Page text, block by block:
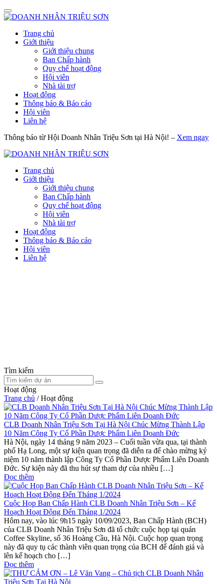
Trang chủ
Giới thiệu
Giới thiệu chung
Ban Chấp hành
Quy chế hoạt động
Hội viên
Nhà tài trợ
Hoạt động
Thông báo & Báo cáo
Hội viên
Liên hệ
Thông báo từ Hội Doanh Nhân Triệu Sơn tại Hà Nội! – Xem ngay
Trang chủ
Giới thiệu
Giới thiệu chung
Ban Chấp hành
Quy chế hoạt động
Hội viên
Nhà tài trợ
Hoạt động
Thông báo & Báo cáo
Hội viên
Liên hệ
Tìm kiếm
Hoạt động
Trang chủ /Hoạt động
CLB Doanh Nhân Triệu Sơn Tại Hà Nội Chúc Mừng Thành Lập
10 Năm Công Ty Cổ Phần Dược Phẩm Liên Doanh Đức
Hà Nội, ngày 14 tháng 9 năm 2023 – Cuối tuần vừa qua, tại thành
phố Hạ Long, một sự kiện quan trọng đã diễn ra để chào mừng kỷ
niệm 10 năm thành lập Công Ty Cổ Phần Dược Phẩm Liên Doanh
Đức. Sự kiện này đã thu hút sự tham dự của nhiều […]
Đọc thêm
Cuộc Họp Ban Chấp Hành CLB Doanh Nhân Triệu Sơn – Kế
Hoạch Hoạt Động Đến Tháng 1/2024
Hôm nay, vào lúc 9h15 ngày 10/09/2023, Ban Chấp Hành (BCH)
của CLB Doanh Nhân Triệu Sơn đã tổ chức cuộc họp tại quán
Coffee Skyline, số 36 Hoàng Cầu, Hà Nội. Cuộc họp quan trọng
này đã quy tụ các thành viên quan trọng của BCH để đánh giá và
lên kế hoạch cho […]
Đọc thêm